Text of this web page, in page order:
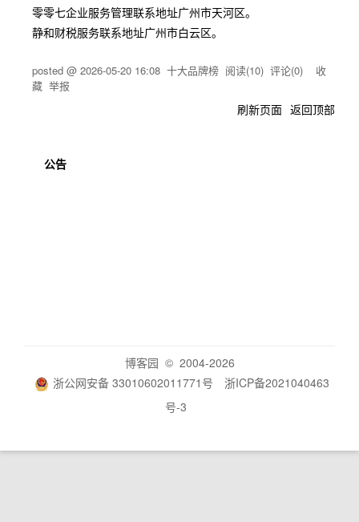
零零七企业服务管理联系地址广州市天河区。
静和财税服务联系地址广州市白云区。
posted @ 2026-05-20 16:08 十大品牌榜 阅读(10) 评论(0) 收
藏 举报
刷新页面 返回顶部
公告
博客园 © 2004-2026
浙公网安备 33010602011771号
浙ICP备2021040463
号-3